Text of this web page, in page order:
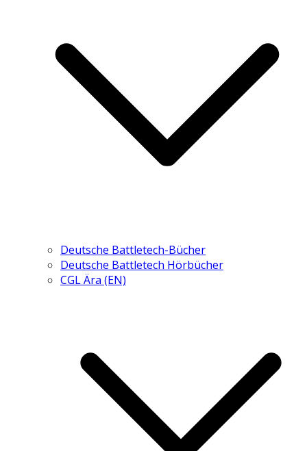
Deutsche Battletech-Bücher
Deutsche Battletech Hörbücher
CGL Ära (EN)